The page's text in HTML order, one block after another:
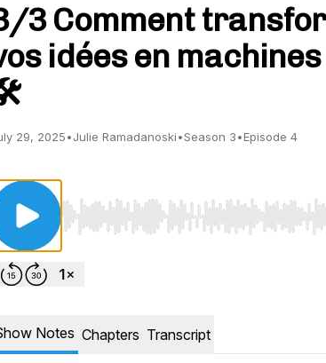
3 Comment
idées en
29, 2025•Julie Ramadanoski•Season 3•Episode 4
Use Left/Right to seek, Home/End to
Notes Chapters Transcript